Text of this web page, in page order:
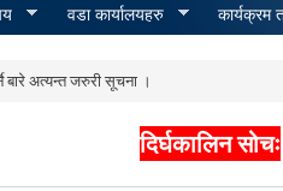
वडा कार्यालयहरु कार्यक्रम
बारे अत्यन्त जरुरी सूचना ।
दिर्घकालिन सोचः